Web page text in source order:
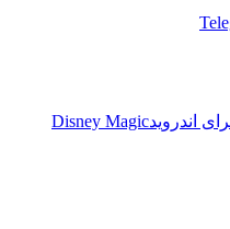
اندرویدDisney Magic